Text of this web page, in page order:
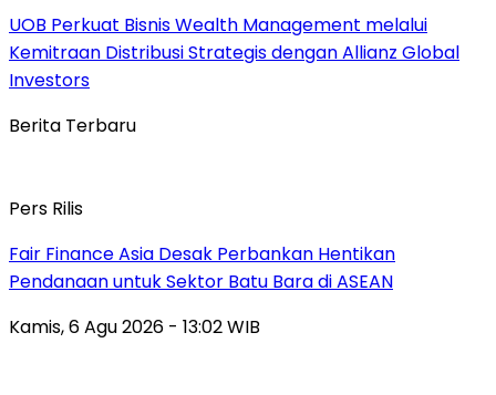
UOB Perkuat Bisnis Wealth Management melalui
Kemitraan Distribusi Strategis dengan Allianz Global
Investors
Berita Terbaru
Pers Rilis
Fair Finance Asia Desak Perbankan Hentikan
Pendanaan untuk Sektor Batu Bara di ASEAN
Kamis, 6 Agu 2026 - 13:02 WIB